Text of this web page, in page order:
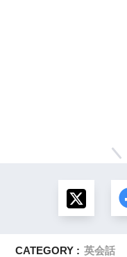
CATEGORY : 英会話